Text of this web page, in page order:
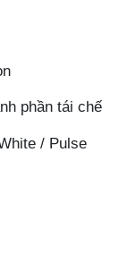
phần tái chế
/ Pulse